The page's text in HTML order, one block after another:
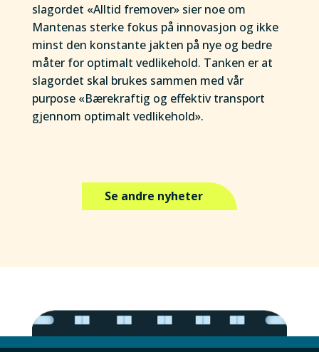
slagordet «Alltid fremover» sier noe om
Mantenas sterke fokus på innovasjon og ikke
minst den konstante jakten på nye og bedre
måter for optimalt vedlikehold. Tanken er at
slagordet skal brukes sammen med vår
purpose «Bærekraftig og effektiv transport
gjennom optimalt vedlikehold».
Se andre nyheter